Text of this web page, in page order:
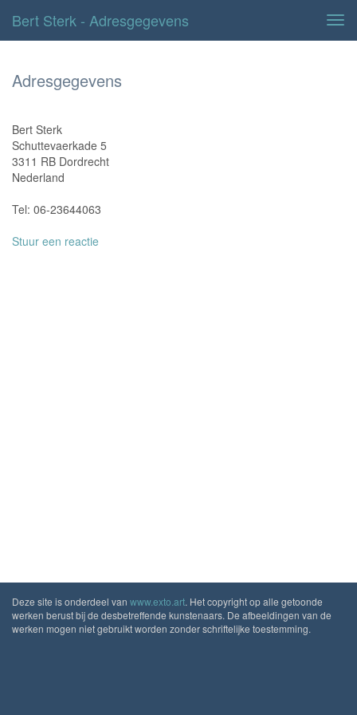
Bert Sterk - Adresgegevens
Adresgegevens
Bert Sterk
Schuttevaerkade 5
3311 RB Dordrecht
Nederland
Tel: 06-23644063
Stuur een reactie
Deze site is onderdeel van www.exto.art. Het copyright op alle getoonde
werken berust bij de desbetreffende kunstenaars. De afbeeldingen van de
werken mogen niet gebruikt worden zonder schriftelijke toestemming.